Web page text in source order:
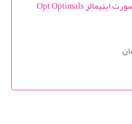
ژل پاک کننده فومینگ صورت اپتیمالز Opt Optimals